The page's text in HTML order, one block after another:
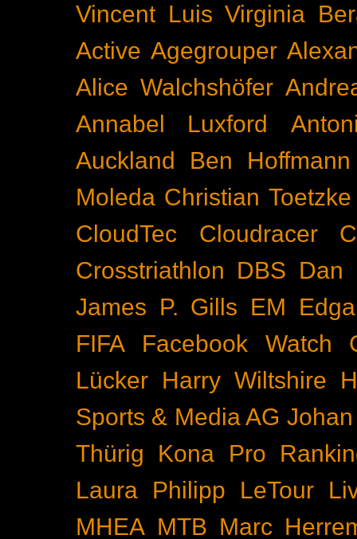
Vincent Luis Virginia
Active Agegrouper
Alice Walchshöfer
Annabel Luxford
Auckland
Ben Hoffmann
Moleda Christian Toetzke
CloudTec
Cloudracer
Crosstriathlon DBS Dan
James P. Gills EM
FIFA
Facebook Watch
Lücker Harry Wiltshire
Sports & Media AG
Thürig
Kona Pro
Laura Philipp
LeTour
MHEA MTB Marc